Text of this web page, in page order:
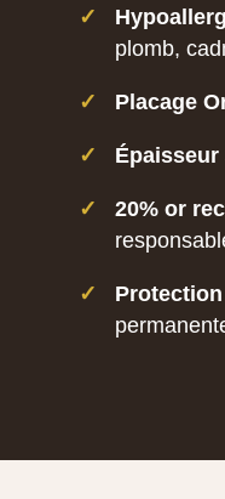
✓
plomb,
✓ Placage
✓
✓ 20% or
✓